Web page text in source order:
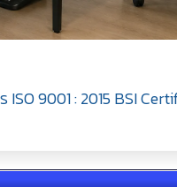
9001 : 2015 BSI